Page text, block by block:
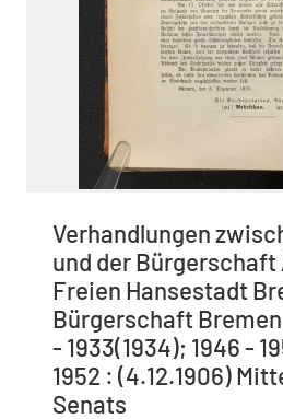
Verhandlungen
und der Bürgerschaft
Freien Hansestadt
Bürgerschaft
- 1933(1934); 1946 -
1952 : (4.12.1906)
Senats